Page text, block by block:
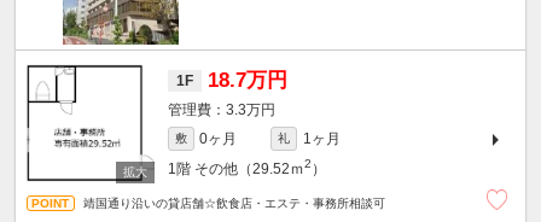
1F 18.7万円
3.3万円
敷 0ヶ月 礼
1ヶ月
1階 その他（29.52ｍ2 ）
靖国通り沿いの貸店舗☆飲食店・エステ・事務所相談可